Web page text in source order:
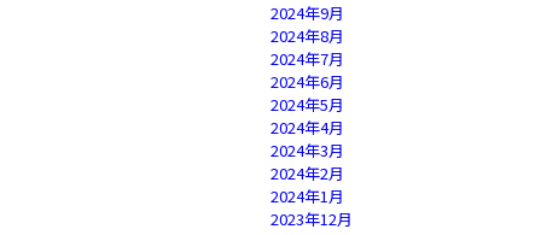
2024年9月
2024年8月
2024年7月
2024年6月
2024年5月
2024年4月
2024年3月
2024年2月
2024年1月
2023年12月